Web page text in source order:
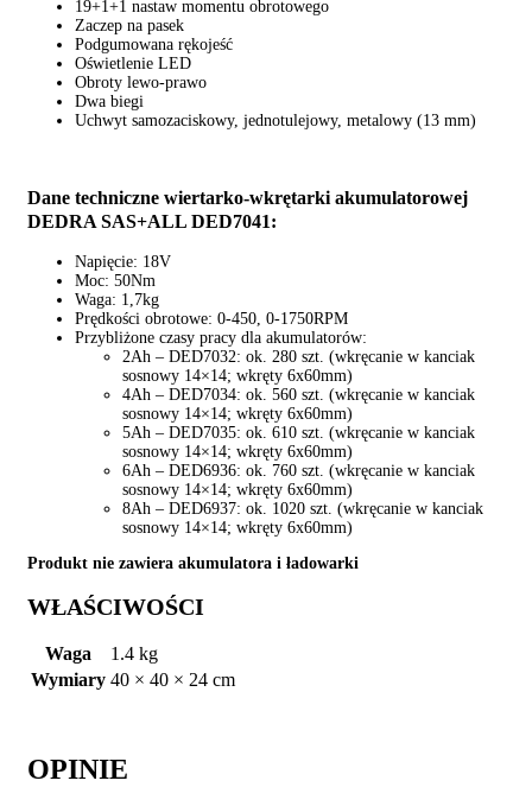
19+1+1 nastaw momentu obrotowego
Zaczep na pasek
Podgumowana rękojeść
Oświetlenie LED
Obroty lewo-prawo
Dwa biegi
Uchwyt samozaciskowy, jednotulejowy, metalowy (13 mm)
Dane techniczne wiertarko-wkrętarki akumulatorowej
DEDRA SAS+ALL DED7041:
Napięcie: 18V
Moc: 50Nm
Waga: 1,7kg
Prędkości obrotowe: 0-450, 0-1750RPM
Przybliżone czasy pracy dla akumulatorów:
2Ah – DED7032: ok. 280 szt. (wkręcanie w kanciak
sosnowy 14×14; wkręty 6x60mm)
4Ah – DED7034: ok. 560 szt. (wkręcanie w kanciak
sosnowy 14×14; wkręty 6x60mm)
5Ah – DED7035: ok. 610 szt. (wkręcanie w kanciak
sosnowy 14×14; wkręty 6x60mm)
6Ah – DED6936: ok. 760 szt. (wkręcanie w kanciak
sosnowy 14×14; wkręty 6x60mm)
8Ah – DED6937: ok. 1020 szt. (wkręcanie w kanciak
sosnowy 14×14; wkręty 6x60mm)
Produkt nie zawiera akumulatora i ładowarki
WŁAŚCIWOŚCI
Waga
1.4 kg
Wymiary 40 × 40 × 24 cm
OPINIE